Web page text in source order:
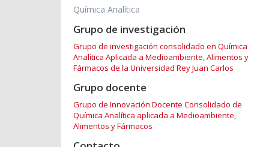
Química Analítica
Grupo de investigación
Grupo de investigación consolidado en Química
Analítica Aplicada a Medioambiente, Alimentos y
Fármacos de la Universidad Rey Juan Carlos
Grupo docente
Grupo de Innovación Docente Consolidado de
Química Analítica aplicada a Medioambiente,
Alimentos y Fármacos